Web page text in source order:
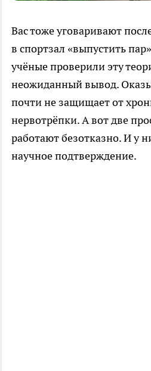
Вас тоже уговаривают
в спортзал «выпустить
учёные проверили эту
неожиданный вывод.
почти не защищает от
нервотрёпки. А вот две
работают безотказно. И у
научное подтверждение.